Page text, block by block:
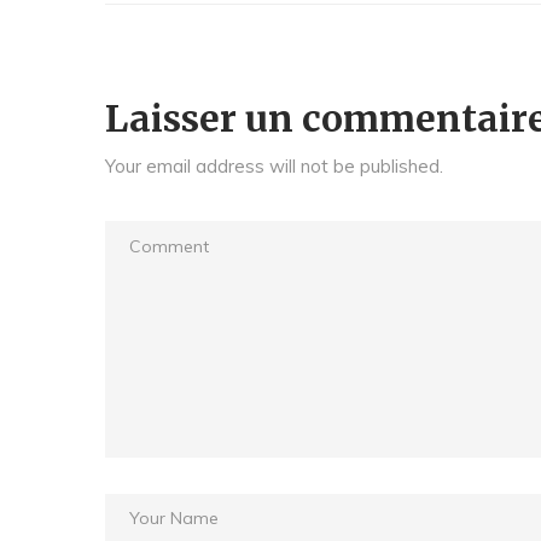
Laisser un
Your email address will not be published.